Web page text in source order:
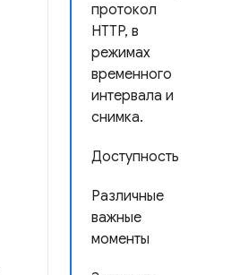
протокол
HTTP, в
режимах
временного
интервала и
снимка.
Доступность
Различные
важные
моменты